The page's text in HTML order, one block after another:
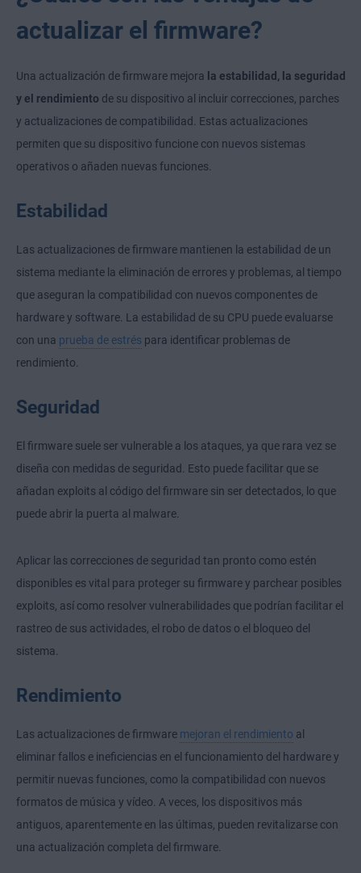
actualizar el firmware?
Una actualización de firmware mejora la estabilidad, la seguridad
y el rendimiento de su dispositivo al incluir correcciones, parches
y actualizaciones de compatibilidad. Estas actualizaciones
permiten que su dispositivo funcione con nuevos sistemas
operativos o añaden nuevas funciones.
Estabilidad
Las actualizaciones de firmware mantienen la estabilidad de un
sistema mediante la eliminación de errores y problemas, al tiempo
que aseguran la compatibilidad con nuevos componentes de
hardware y software. La estabilidad de su CPU puede evaluarse
con una prueba de estrés para identificar problemas de
rendimiento.
Seguridad
El firmware suele ser vulnerable a los ataques, ya que rara vez se
diseña con medidas de seguridad. Esto puede facilitar que se
añadan exploits al código del firmware sin ser detectados, lo que
puede abrir la puerta al malware.
Aplicar las correcciones de seguridad tan pronto como estén
disponibles es vital para proteger su firmware y parchear posibles
exploits, así como resolver vulnerabilidades que podrían facilitar el
rastreo de sus actividades, el robo de datos o el bloqueo del
sistema.
Rendimiento
Las actualizaciones de firmware mejoran el rendimiento al
eliminar fallos e ineficiencias en el funcionamiento del hardware y
permitir nuevas funciones, como la compatibilidad con nuevos
formatos de música y vídeo. A veces, los dispositivos más
antiguos, aparentemente en las últimas, pueden revitalizarse con
una actualización completa del firmware.